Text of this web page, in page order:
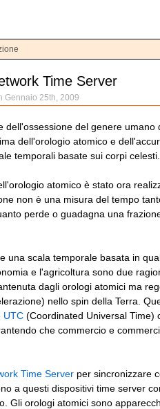
Time Server
Gennaio 25th, 2009
dell'ossessione del genere umano
dell'orologio atomico e
temporali basate sui corpi celesti.
atomico è stato ora
non è una misura del tempo
perde o guadagna una
una scala temporale basata in
e l'agricoltura sono due
dagli orologi atomici ma
nello spin della Terra.
UTC (Coordinated Universal Time)
che commercio e
Time Server per sincronizzare
a questi dispositivi time server
Gli orologi atomici sono